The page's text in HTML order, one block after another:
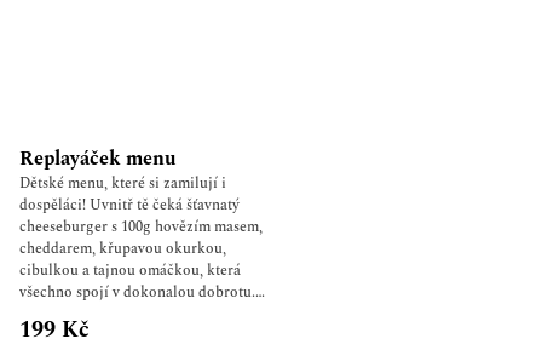
šípku, sušených fíků, ibišku nebo
lehce karamelizovaného jablka s
jemnými tóny čokolády a koření.
Replayáček menu
Dětské menu, které si zamilují i
dospěláci! Uvnitř tě čeká šťavnatý
cheeseburger s 100g hovězím masem,
cheddarem, křupavou okurkou,
cibulkou a tajnou omáčkou, která
všechno spojí v dokonalou dobrotu.
K tomu 100g hranolek, kečup
HELLMANN’S v praktickém
199 Kč